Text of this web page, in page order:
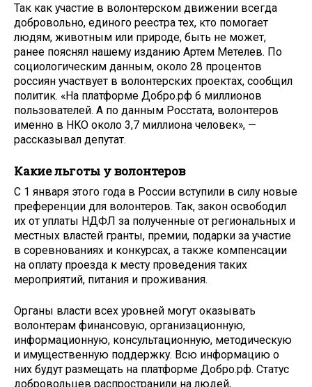
Так как участие в волонтерском движении всегда
добровольно, единого реестра тех, кто помогает
людям, животным или природе, быть не может,
ранее пояснял нашему изданию Артем Метелев. По
социологическим данным, около 28 процентов
россиян участвует в волонтерских проектах, сообщил
политик. «На платформе Добро.рф 6 миллионов
пользователей. А по данным Росстата, волонтеров
именно в НКО около 3,7 миллиона человек», —
рассказывал депутат.
Какие льготы у волонтеров
С 1 января этого года в России вступили в силу новые
преференции для волонтеров. Так, закон освободил
их от уплаты НДФЛ за полученные от региональных и
местных властей гранты, премии, подарки за участие
в соревнованиях и конкурсах, а также компенсации
на оплату проезда к месту проведения таких
мероприятий, питания и проживания.
Органы власти всех уровней могут оказывать
волонтерам финансовую, организационную,
информационную, консультационную, методическую
и имущественную поддержку. Всю информацию о
них будут размещать на платформе Добро.рф. Статус
добровольцев распространили на людей,